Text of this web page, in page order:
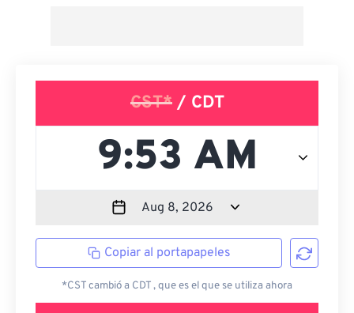
CST*/ CDT
Copiar al portapapeles
*CST cambió a CDT , que es el que se utiliza ahora